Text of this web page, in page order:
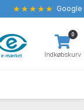
★★★★★ Google
Indkøbskurv
0